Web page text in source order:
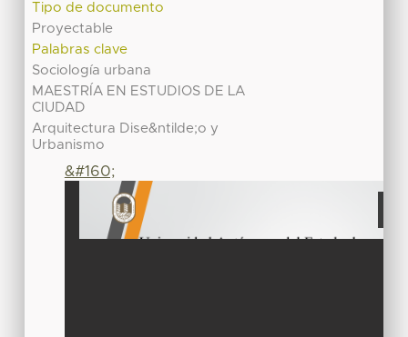
Tipo de documento
Proyectable
Palabras clave
Sociología urbana
MAESTRÍA EN ESTUDIOS DE LA
CIUDAD
Arquitectura Dise&ntilde;o y
Urbanismo
&#160;